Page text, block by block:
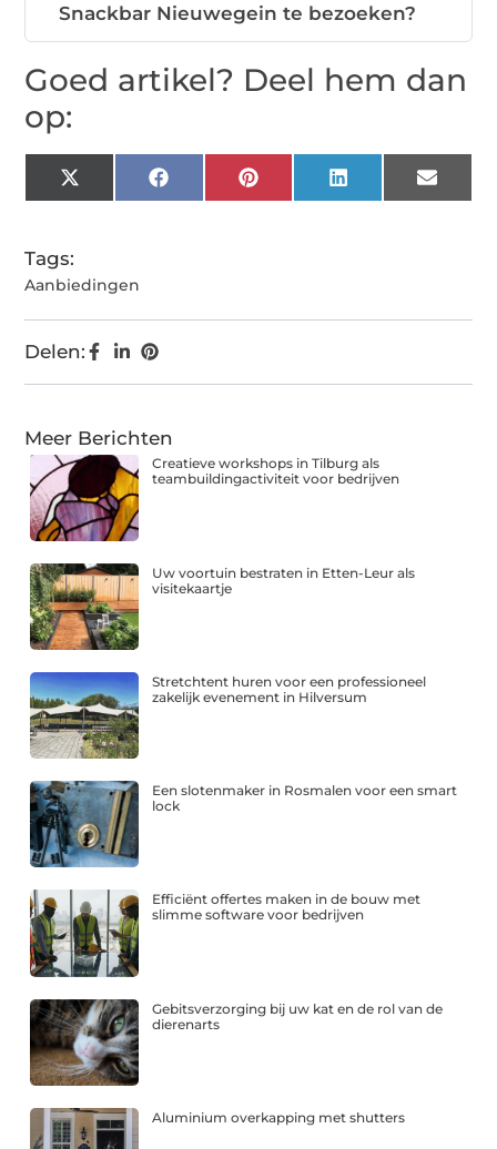
Snackbar Nieuwegein te bezoeken?
Goed artikel? Deel hem dan
op:
X
(Twitter)
FacebookPinterestLinkedIn Email
Tags:
Aanbiedingen
Delen:
Meer Berichten
Creatieve workshops in Tilburg als
teambuildingactiviteit voor bedrijven
Uw voortuin bestraten in Etten-Leur als
visitekaartje
Stretchtent huren voor een professioneel
zakelijk evenement in Hilversum
Een slotenmaker in Rosmalen voor een smart
lock
Efficiënt offertes maken in de bouw met
slimme software voor bedrijven
Gebitsverzorging bij uw kat en de rol van de
dierenarts
Aluminium overkapping met shutters